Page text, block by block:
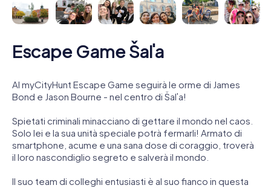
Escape Game Šaľa
Al myCityHunt Escape Game seguirà le orme di James
Bond e Jason Bourne - nel centro di Šaľa!
Spietati criminali minacciano di gettare il mondo nel caos.
Solo lei e la sua unità speciale potrà fermarli! Armato di
smartphone, acume e una sana dose di coraggio, troverà
il loro nascondiglio segreto e salverà il mondo.
Il suo team di colleghi entusiasti è al suo fianco in questa